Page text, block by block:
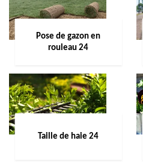
Pose de gazon en
rouleau 24
Taille de haie 24